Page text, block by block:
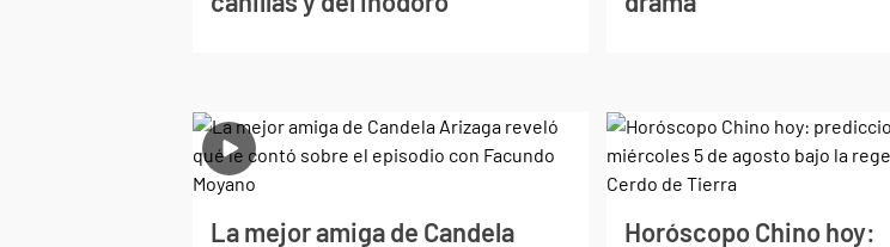
La mejor amiga de Candela
Horóscopo Chino hoy: